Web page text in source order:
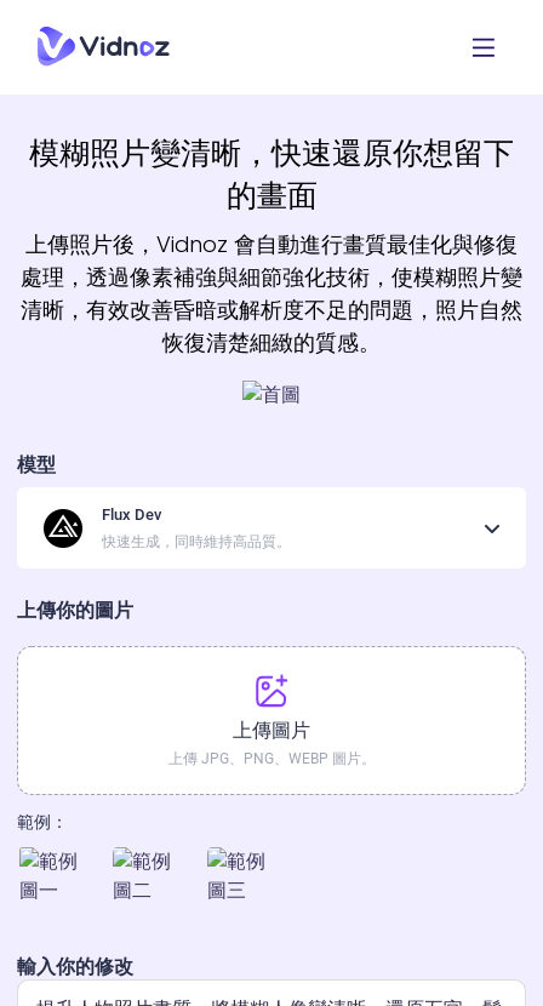
模型
Flux Dev
快速生成，同時維持高品質。
上傳你的圖片
上傳圖片
上傳 JPG、PNG、WEBP 圖片。
範例：
輸入你的修改
模糊照片變清晰，快速還原你想留下
的畫面
上傳照片後，Vidnoz 會自動進行畫質最佳化與修復
處理，透過像素補強與細節強化技術，使模糊照片變
清晰，有效改善昏暗或解析度不足的問題，照片自然
恢復清楚細緻的質感。